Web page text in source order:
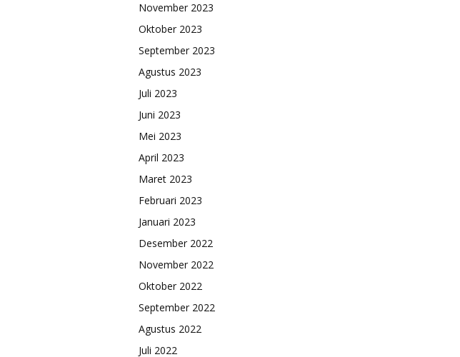
November 2023
Oktober 2023
September 2023
Agustus 2023
Juli 2023
Juni 2023
Mei 2023
April 2023
Maret 2023
Februari 2023
Januari 2023
Desember 2022
November 2022
Oktober 2022
September 2022
Agustus 2022
Juli 2022